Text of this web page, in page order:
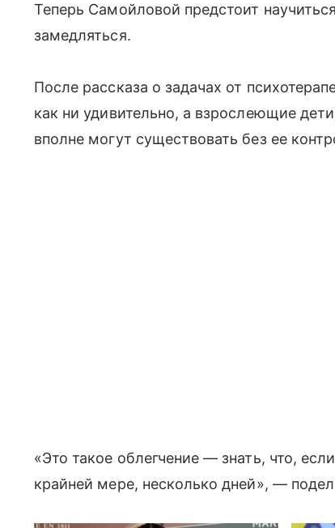
Теперь Самойловой предстоит
замедляться.
После рассказа о задачах от
как ни удивительно, а взрослеющие
вполне могут существовать без ее
«Это такое облегчение — знать, что,
крайней мере, несколько дней», —